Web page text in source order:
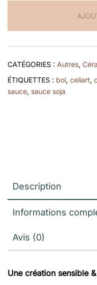
CATÉGORIES : Autres,
ÉTIQUETTES : bol, celiart,
sauce, sauce soja
Description
Informations
Avis (0)
Une création sensible